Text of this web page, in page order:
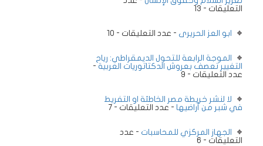
التعليقات - 13
ابو العز الحريرى - عدد التعليقات - 10
الموجة الرابعة للتحول الديمقراطي: رياح
التغيير تعصف بعروش الدكتاتوريات العربية -
عدد التعليقات - 9
لا لنشر خريطة مصر الخاطئة او التفريط
في شبر من أراضيها - عدد التعليقات - 7
الجهاز المركزي للمحاسبات - عدد
التعليقات - 6